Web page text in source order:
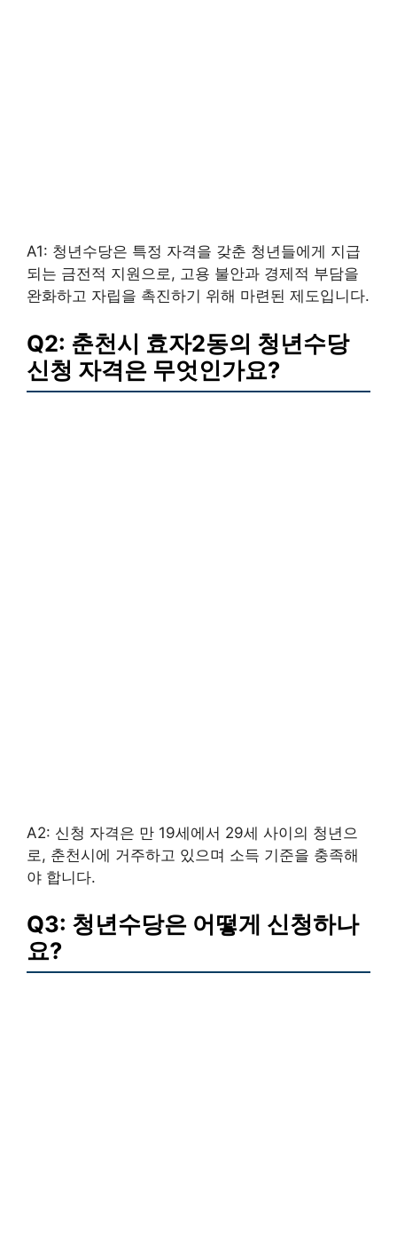
A1: 청년수당은 특정 자격을 갖춘 청년들에게 지급
되는 금전적 지원으로, 고용 불안과 경제적 부담을
완화하고 자립을 촉진하기 위해 마련된 제도입니다.
Q2: 춘천시 효자2동의 청년수당
신청 자격은 무엇인가요?
A2: 신청 자격은 만 19세에서 29세 사이의 청년으
로, 춘천시에 거주하고 있으며 소득 기준을 충족해
야 합니다.
Q3: 청년수당은 어떻게 신청하나
요?